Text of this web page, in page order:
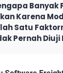
Banyak
Karena
Satu
Pernah